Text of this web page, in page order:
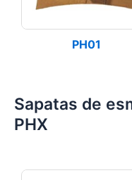
PH01
Sapatas de
PHX